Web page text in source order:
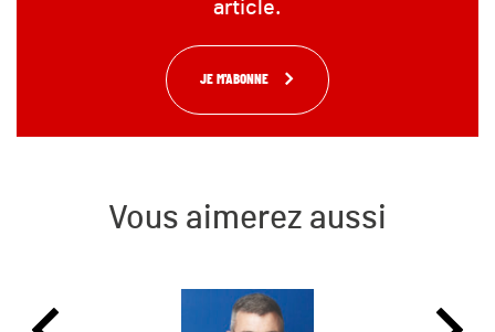
article.
JE M'ABONNE
Vous aimerez aussi